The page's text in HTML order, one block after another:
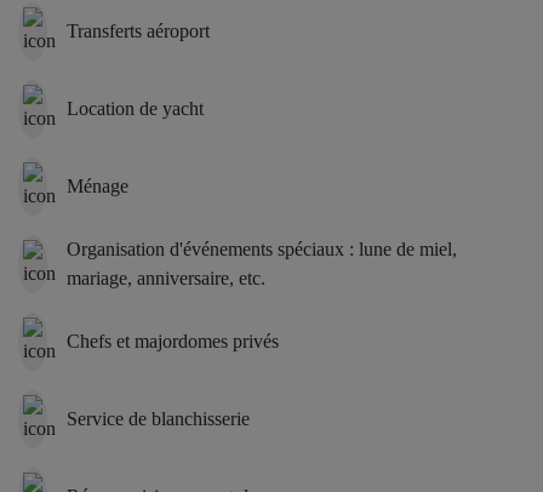
Transferts aéroport
Location de yacht
Ménage
Organisation d'événements spéciaux : lune de miel,
mariage, anniversaire, etc.
Chefs et majordomes privés
Service de blanchisserie